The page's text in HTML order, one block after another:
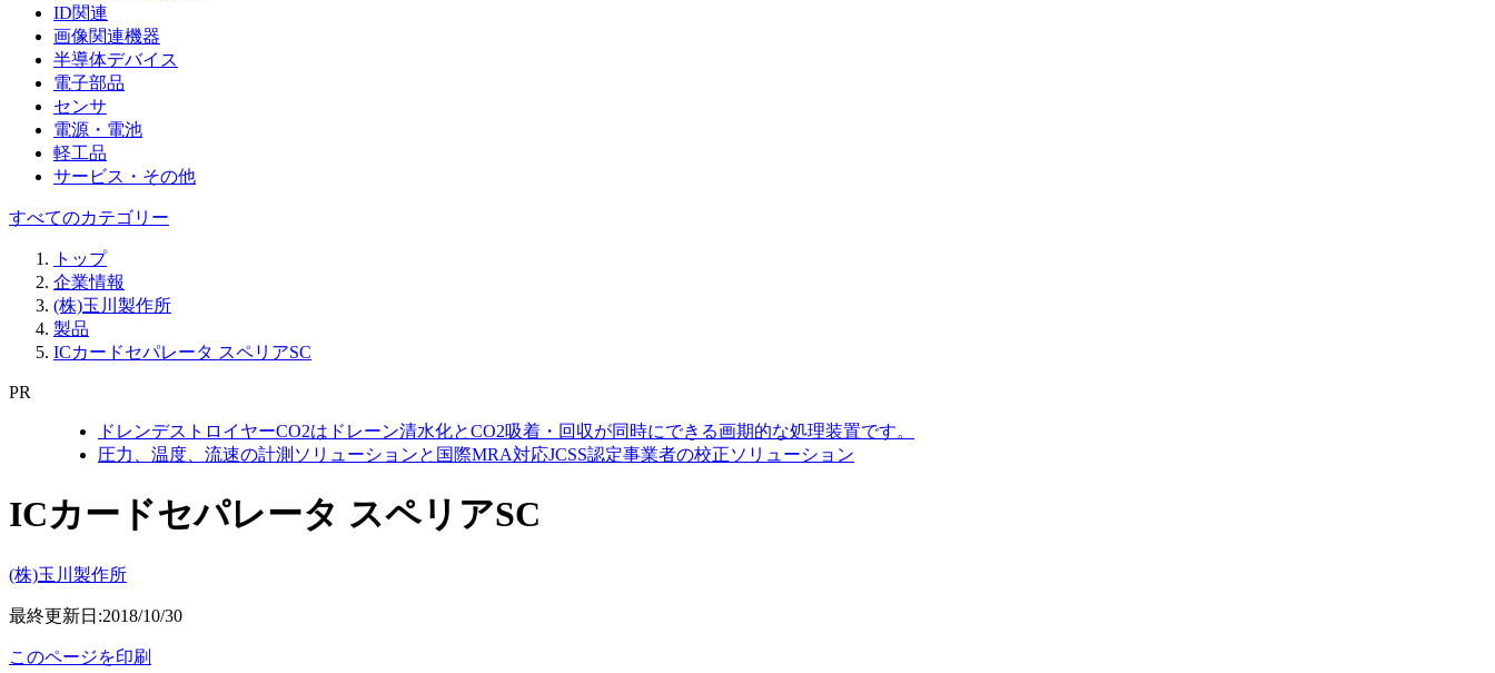
ID関連
画像関連機器
半導体デバイス
電子部品
センサ
電源・電池
軽工品
サービス・その他
すべてのカテゴリー
トップ
企業情報
(株)玉川製作所
製品
ICカードセパレータ スペリアSC
PR
ドレンデストロイヤーCO2はドレーン清水化とCO2吸着・回収が同時にできる画期的な処理装置です。
圧力、温度、流速の計測ソリューションと国際MRA対応JCSS認定事業者の校正ソリューション
ICカードセパレータ スペリアSC
(株)玉川製作所
最終更新日:2018/10/30
このページを印刷